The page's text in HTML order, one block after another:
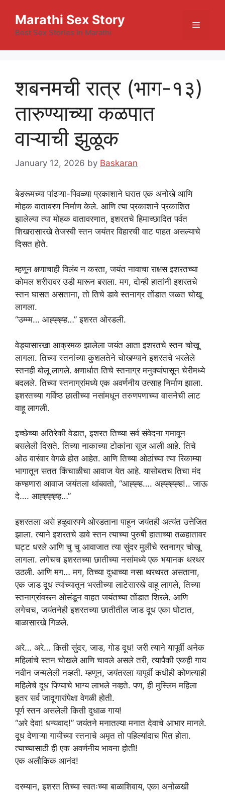
content
Marathi Sex Story
Best Sex Stories In Marathi
Menu
शबनमची रात्र (भाग-१३)
तारुण्याच्या कळपात
वाऱ्याची झुळूक
January 12, 2026 by Baskaran
बेडरूमच्या पांढऱ्या-पिवळ्या प्रकाशाने घरात एक अनोखे आणि
मोहक वातावरण निर्माण केले. आणि त्या प्रकाशाने प्रकाशित
झालेल्या त्या मोहक वातावरणात, इशरतचे हिमाच्छादित पर्वत
शिखरासारखे तेजस्वी स्तन जयंतर विहारची वाट पाहत असल्याचे
दिसत होते.
म्हणून क्षणाचाही विलंब न करता, जयंत नावाचा राक्षस इशरतच्या
कोमल शरीरावर उडी मारून बसला. मग, दोन्ही हातांनी इशरतचे
स्तन घासत असताना, तो तिचे डावे स्तनाग्र तोंडात जळत चोखू
लागला.
“उम्म्म… आह्ह्ह्ह…” इशरत ओरडली.
वेड्यासारखा आक्रमक झालेला जयंत आता इशरतचे स्तन चोखू
लागला. तिच्या स्तनांच्या कुशलतेने चोखण्याने इशरतचे भरलेले
स्तनही बोलू लागले. क्षणार्धात तिचे स्तनाग्र मनुक्यांपासून चेरीमध्ये
बदलले. तिच्या स्तनाग्रांमध्ये एक अवर्णनीय उत्साह निर्माण झाला.
इशरतच्या गर्विष्ठ छातीच्या नसांमधून तरुणपणाच्या वासनेची लाट
वाहू लागली.
इच्छेच्या अतिरेकी वेडात, इशरत तिच्या सर्व संवेदना गमावून
बसलेली दिसते. तिच्या नाकाच्या टोकांना सूज आली आहे. तिचे
ओठ वारंवार वेगळे होत आहेत. आणि तिच्या ओठांच्या त्या रिकाम्या
भागातून सतत किंचाळीचा आवाज येत आहे. यासोबतच तिचा मंद
कण्हणारा आवाज जयंतला थांबवतो, “आह्ह्ह…. अह्ह्ह्ह्ह!.. जाऊ
दे…. आह्ह्ह्ह्ह…”
इशरतला असे हळूवारपणे ओरडताना पाहून जयंतही अत्यंत उत्तेजित
झाला. त्याने इशरतचे डावे स्तन त्याच्या पुरुषी हाताच्या तळहातावर
घट्ट धरले आणि चु चु आवाजात त्या सुंदर मुलीचे स्तनाग्र चोखू
लागला. लगेचच इशरतच्या छातीच्या नसांमध्ये एक भयानक थरथर
उठली. आणि मग… मग, तिच्या दुधाच्या नसा थरथरत असताना,
एक जाड दूध त्यांच्यातून भरतीच्या लाटेसारखे वाहू लागले, तिच्या
स्तनाग्रांवरून ओसंडून वाहत जयंतच्या तोंडात शिरले. आणि
लगेचच, जयंतनेही इशरतच्या छातीतील जाड दूध एका घोटात,
बाळासारखे गिळले.
अरे… अरे… किती सुंदर, जाड, गोड दूध! जरी त्याने यापूर्वी अनेक
महिलांचे स्तन चोखले आणि चावले असले तरी, त्यापैकी एकही गाय
नवीन जन्मलेली नव्हती. म्हणून, जयंतरला यापूर्वी कधीही कोणत्याही
महिलेचे दूध पिण्याचे भाग्य लाभले नव्हते. पण, ही मुस्लिम महिला
इतर सर्व जादूगारांपेक्षा वेगळी होती.
पूर्ण स्तन असलेली किती दुधाळ गाय!
“अरे देवा! धन्यवाद!” जयंतने मनातल्या मनात देवाचे आभार मानले.
दूध देणाऱ्या गायीच्या स्तनाचे अमृत तो पहिल्यांदाच पित होता.
त्याच्यासाठी ही एक अवर्णनीय भावना होती!
एक अलौकिक आनंद!
दरम्यान, इशरत तिच्या स्वतःच्या बाळाशिवाय, एका अनोळखी